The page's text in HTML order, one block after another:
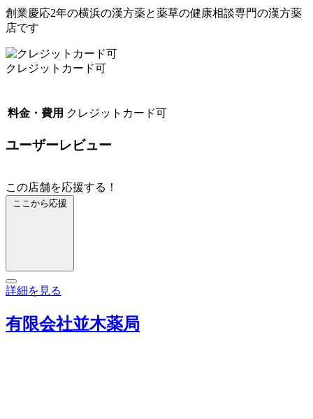
創業慶応2年の横浜の漢方薬と薬草の健康相談専門の漢方薬
店です
クレジットカード可
料金・費用 クレジットカード可
ユーザーレビュー
この店舗を応援する！
ここから応援
詳細を見る
有限会社並木薬局